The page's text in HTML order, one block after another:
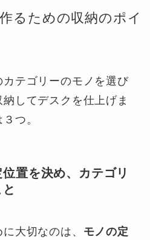
るための収納のポイ
テゴリーのモノを選び
してデスクを仕上げま
つ。
置を決め、カテゴリ
大切なのは、 モノの定